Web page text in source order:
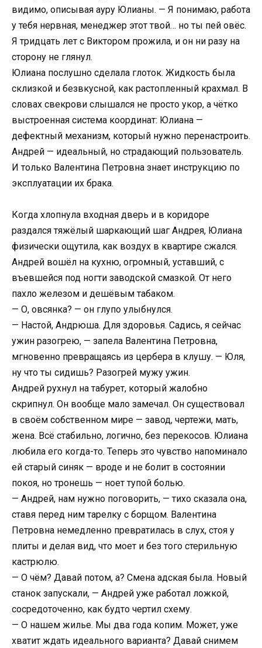
видимо, описывая ауру Юлианы. — Я понимаю, работа
у тебя нервная, менеджер этот твой… но ты пей овёс.
Я тридцать лет с Виктором прожила, и он ни разу на
сторону не глянул.
Юлиана послушно сделала глоток. Жидкость была
склизкой и безвкусной, как растопленный крахмал. В
словах свекрови слышался не просто укор, а чётко
выстроенная система координат: Юлиана —
дефектный механизм, который нужно перенастроить.
Андрей — идеальный, но страдающий пользователь.
И только Валентина Петровна знает инструкцию по
эксплуатации их брака.
Когда хлопнула входная дверь и в коридоре
раздался тяжёлый шаркающий шаг Андрея, Юлиана
физически ощутила, как воздух в квартире сжался.
Андрей вошёл на кухню, огромный, уставший, с
въевшейся под ногти заводской смазкой. От него
пахло железом и дешёвым табаком.
— О, овсянка? — он глупо улыбнулся.
— Настой, Андрюша. Для здоровья. Садись, я сейчас
ужин разогрею, — запела Валентина Петровна,
мгновенно превращаясь из цербера в клушу. — Юля,
ну что ты сидишь? Разогрей мужу ужин.
Андрей рухнул на табурет, который жалобно
скрипнул. Он вообще мало замечал. Он существовал
в своём собственном мире — завод, чертежи, мать,
жена. Всё стабильно, логично, без перекосов. Юлиана
любила его когда-то. Теперь это чувство напоминало
ей старый синяк — вроде и не болит в состоянии
покоя, но тронешь — ноет тупой болью.
— Андрей, нам нужно поговорить, — тихо сказала она,
ставя перед ним тарелку с борщом. Валентина
Петровна немедленно превратилась в слух, стоя у
плиты и делая вид, что моет и без того стерильную
кастрюлю.
— О чём? Давай потом, а? Смена адская была. Новый
станок запускали, — Андрей уже работал ложкой,
сосредоточенно, как будто чертил схему.
— О нашем жилье. Мы два года копим. Может, уже
хватит ждать идеального варианта? Давай снимем